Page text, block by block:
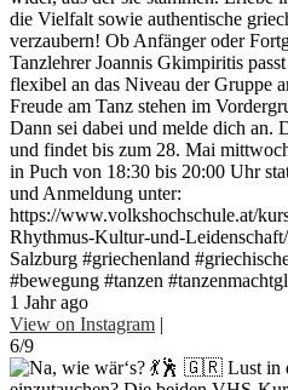
die Vielfalt sowie authentische
verzaubern! Ob Anfänger oder
Tanzlehrer Joannis Gkimpiritis
flexibel an das Niveau der Gruppe
Freude am Tanz stehen im
Dann sei dabei und melde dich an.
und findet bis zum 28. Mai
in Puch von 18:30 bis 20:00 Uhr
und Anmeldung unter:
https://www.volkshochschule.at/
Rhythmus-Kultur-und-
Salzburg #griechenland
#bewegung #tanzen
1 Jahr ago
View on Instagram |
6/9